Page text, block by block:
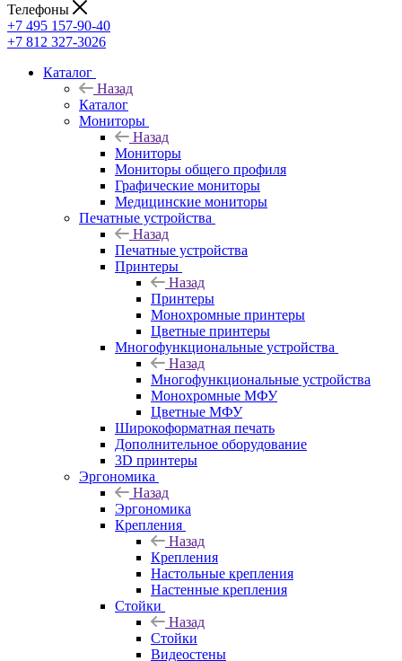
Телефоны
+7 495 157-90-40
+7 812 327-3026
Каталог
Назад
Каталог
Мониторы
Назад
Мониторы
Мониторы общего профиля
Графические мониторы
Медицинские мониторы
Печатные устройства
Назад
Печатные устройства
Принтеры
Назад
Принтеры
Моноxромныe принтеры
Цвeтныe принтеры
Многофункциональные устройства
Назад
Многофункциональные устройства
Монохромные МФУ
Цветные МФУ
Широкоформатная печать
Дополнительное оборудование
3D принтеры
Эргономика
Назад
Эргономика
Крепления
Назад
Крепления
Настольные крепления
Настенные крепления
Стойки
Назад
Стойки
Видеостены